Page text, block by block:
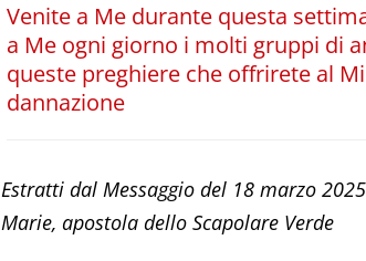
Venite a Me durante questa
a Me ogni giorno i molti gruppi di
queste preghiere che offrirete al
dannazione
Estratti dal Messaggio del 18 marzo
Marie, apostola dello Scapolare Verde